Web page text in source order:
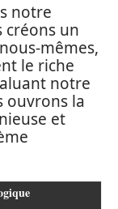
notre
un
mêmes,
le riche
notre
ouvrons la
et